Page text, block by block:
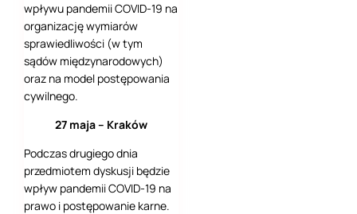
wpływu pandemii COVID-19 na
organizację wymiarów
sprawiedliwości (w tym
sądów międzynarodowych)
oraz na model postępowania
cywilnego.
27 maja – Kraków
Podczas drugiego dnia
przedmiotem dyskusji będzie
wpływ pandemii COVID-19 na
prawo i postępowanie karne.